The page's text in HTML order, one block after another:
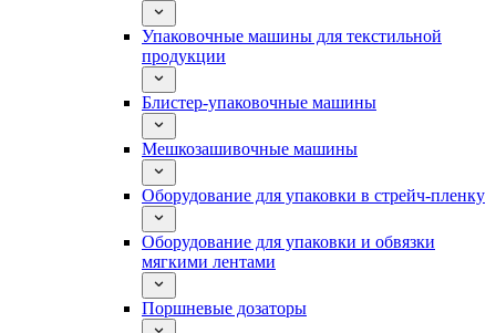
Упаковочные машины для текстильной
продукции
Блистер-упаковочные машины
Мешкозашивочные машины
Оборудование для упаковки в стрейч-пленку
Оборудование для упаковки и обвязки
мягкими лентами
Поршневые дозаторы